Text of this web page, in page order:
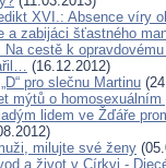
XVI.: Absence víry
a zabijáci šťastného
Na cestě k
(16.12.2012)
pro slečnu Martinu
mýtů o homosexuálním
lidem ve Žďáře
milujte své ženy
a život v Církvi -